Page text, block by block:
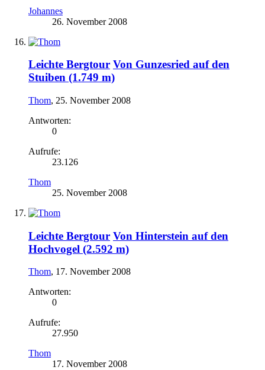
Johannes
26. November 2008
Leichte Bergtour Von Gunzesried auf den
Stuiben (1.749 m)
Thom, 25. November 2008
Antworten:
0
Aufrufe:
23.126
Thom
25. November 2008
Leichte Bergtour Von Hinterstein auf den
Hochvogel (2.592 m)
Thom, 17. November 2008
Antworten:
0
Aufrufe:
27.950
Thom
17. November 2008